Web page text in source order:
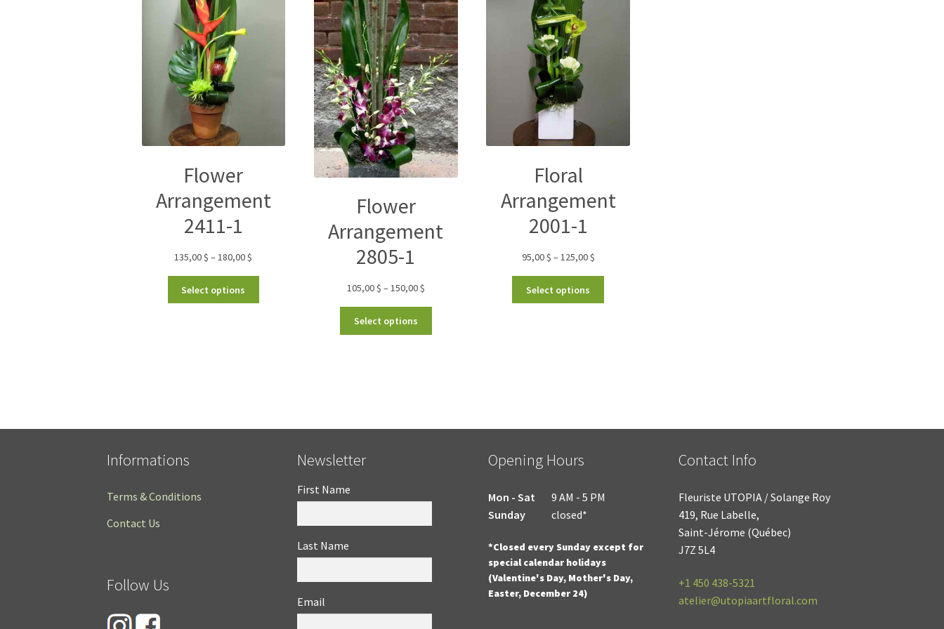
Flower
Arrangement
2411-1
135,00$ –180,00$
Select options
Flower
Arrangement
2805-1
105,00$ –150,00$
Select options
Floral
Arrangement
2001-1
95,00$ –125,00$
Select options
Informations
Terms & Conditions
Contact Us
Follow Us
Newsletter
First Name
Last Name
Email
Opening Hours
Mon - Sat
9 AM - 5 PM
Sunday
closed*
*Closed every Sunday except for
special calendar holidays
(Valentine's Day, Mother's Day,
Easter, December 24)
Contact Info
Fleuriste UTOPIA / Solange Roy
419, Rue Labelle,
Saint-Jérome (Québec)
J7Z 5L4
+1 450 438-5321
atelier@utopiaartfloral.com